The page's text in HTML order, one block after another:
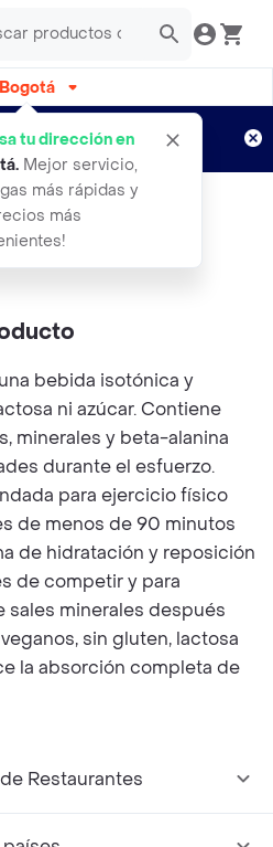
Bogotá
tu dirección en
. Mejor servicio,
más rápidas y
más
por semanas
Aplican TyC
Red Fruit
bebida isotónica y
ni azúcar. Contiene
minerales y beta-alanina
durante el esfuerzo.
para ejercicio físico
de menos de 90 minutos
de hidratación y reposición
de competir y para
sales minerales después
sin gluten, lactosa
la absorción completa de
Restaurantes